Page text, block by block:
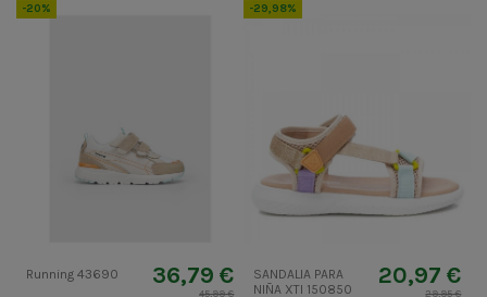
-20%
Running 43690 36,79 €
45,99 €
-29,98%
SANDALIA PARA
NIÑA XTI 150850
20,97 €
29,95 €